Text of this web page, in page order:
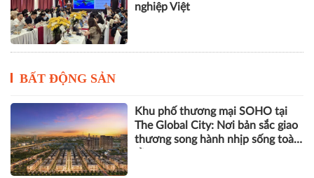
nghiệp Việt
BẤT ĐỘNG SẢN
Khu phố thương mại SOHO tại
The Global City: Nơi bản sắc giao
thương song hành nhịp sống toàn